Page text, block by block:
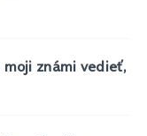
moji známi vedieť,